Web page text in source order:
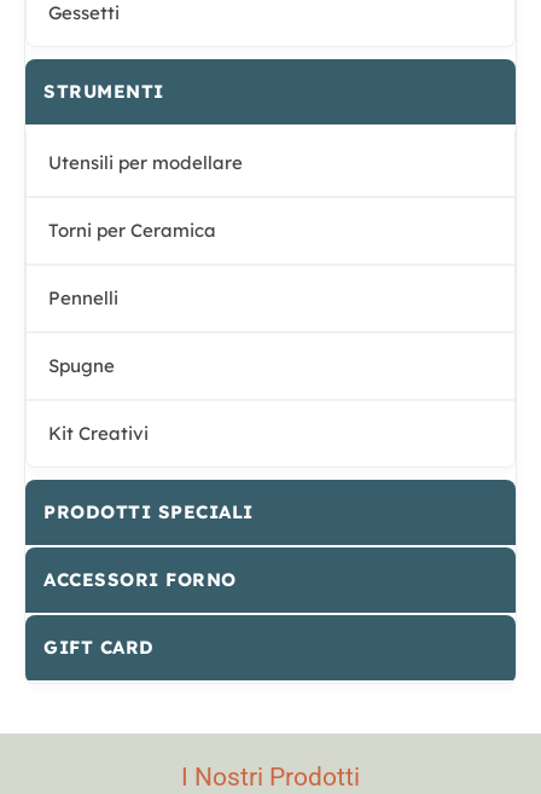
Gessetti
STRUMENTI
Utensili per modellare
Torni per Ceramica
Pennelli
Spugne
Kit Creativi
PRODOTTI SPECIALI
ACCESSORI FORNO
GIFT CARD
I Nostri Prodotti